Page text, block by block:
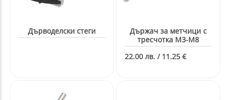
Дърводелски стеги
Държач за метчици с
тресчотка M3-M8
22.00 лв. / 11.25 €